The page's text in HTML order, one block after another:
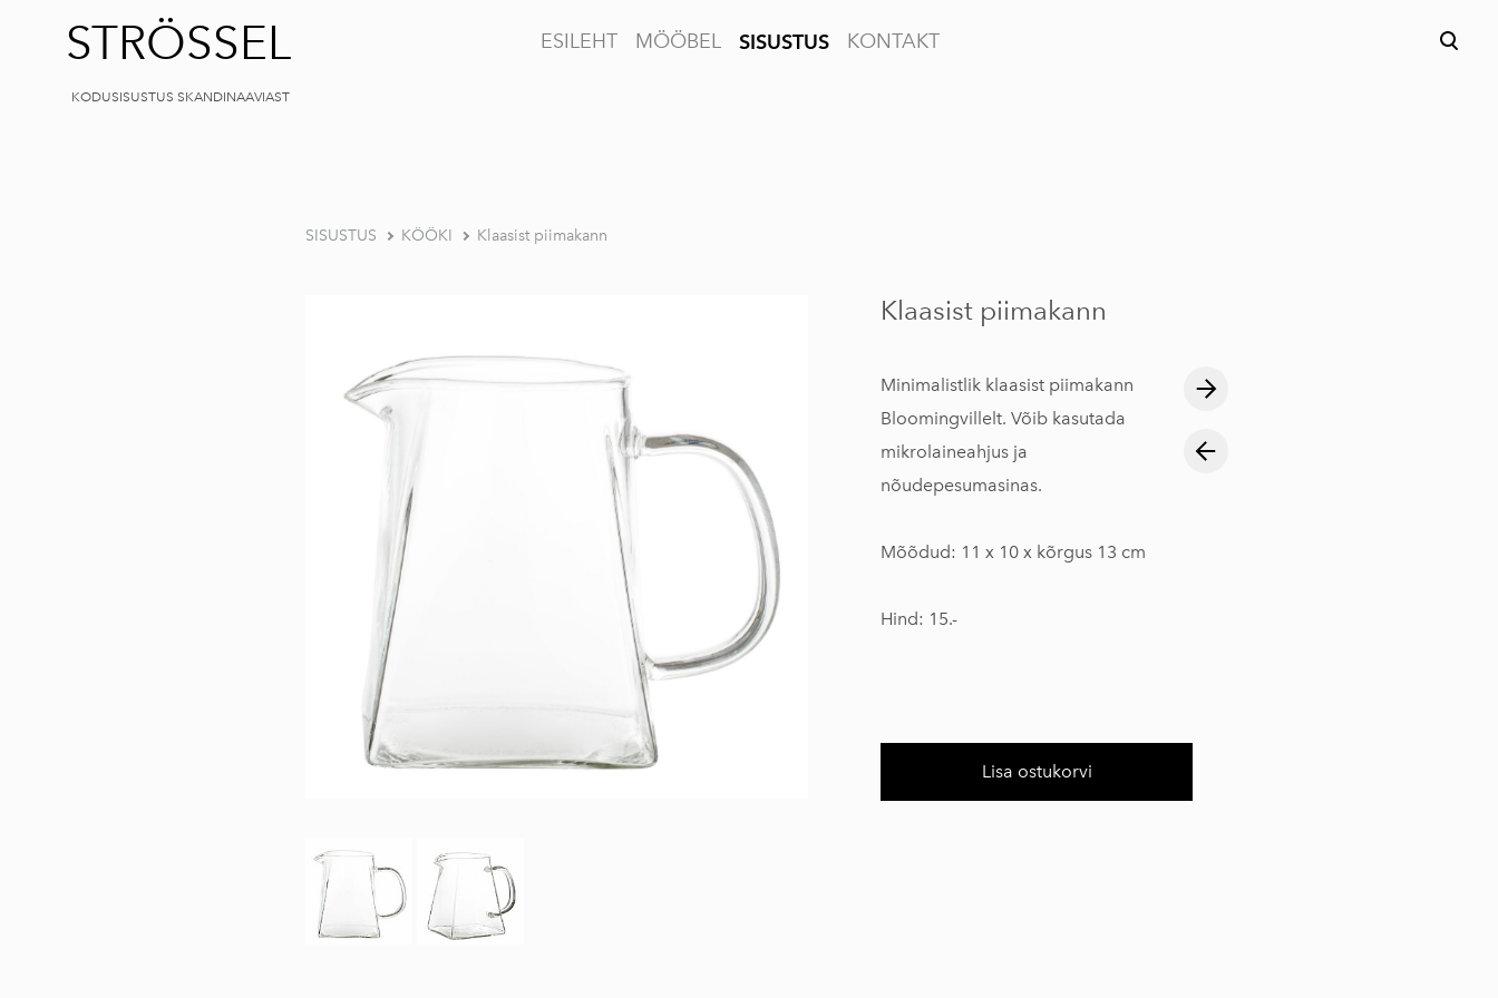
STRÖSSEL
KODUSISUSTUS SKANDINAAVIAST
ESILEHT MÖÖBEL SISUSTUS KONTAKT
SISUSTUS KÖÖKI Klaasist piimakann
Klaasist piimakann
Minimalistlik klaasist piimakann
Bloomingvillelt. Võib kasutada
mikrolaineahjus ja
nõudepesumasinas.
Mõõdud: 11 x 10 x kõrgus 13 cm
Hind: 15.-
Lisa ostukorvi